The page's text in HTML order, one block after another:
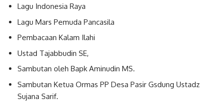
Lagu Indonesia Raya
Lagu Mars Pemuda Pancasila
Pembacaan Kalam Ilahi
Ustad Tajabbudin SE,
Sambutan oleh Bapk Aminudin MS.
Sambutan Ketua Ormas PP Desa Pasir Gsdung Ustadz
Sujana Sarif.